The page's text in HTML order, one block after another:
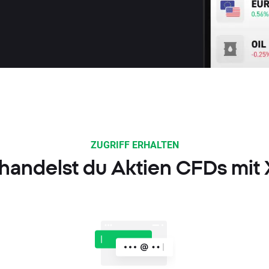
ZUGRIFF ERHALTEN
du Aktien CFDs mit